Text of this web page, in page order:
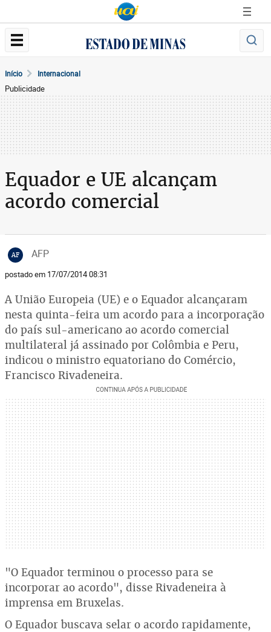
Início Internacional
Publicidade
Equador e UE alcançam
acordo comercial
AF AFP
postado em 17/07/2014 08:31
A União Europeia (UE) e o Equador alcançaram
nesta quinta-feira um acordo para a incorporação
do país sul-americano ao acordo comercial
multilateral já assinado por Colômbia e Peru,
indicou o ministro equatoriano do Comércio,
Francisco Rivadeneira.
"O Equador terminou o processo para se
incorporar ao acordo", disse Rivadeneira à
imprensa em Bruxelas.
O Equador buscava selar o acordo rapidamente,